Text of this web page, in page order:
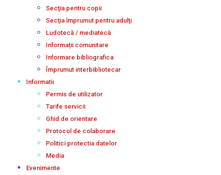
Secţia pentru copii
Secţia împrumut pentru adulţi
Ludotecă / mediatecă
Informații comunitare
Informare bibliografica
Împrumut interbibliotecar
Informatii
Permis de utilizator
Tarife servicii
Ghid de orientare
Protocol de colaborare
Politici protectia datelor
Media
Evenimente